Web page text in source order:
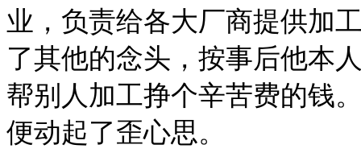
业，负责给各大厂商提供加
了其他的念头，按事后他本
帮别人加工挣个辛苦费的钱
便动起了歪心思。